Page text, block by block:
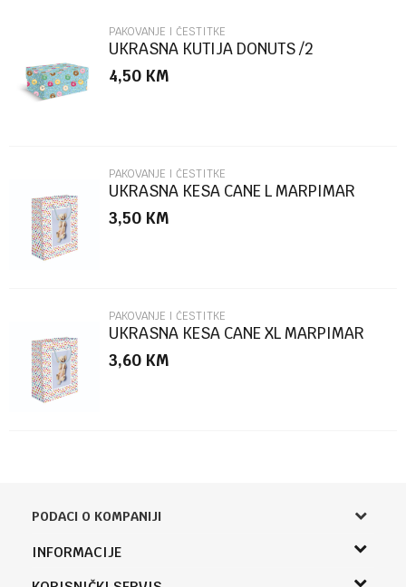
Poruka
POŠALJI
PAKOVANJE I ČESTITKE
UKRASNA KUTIJA DONUTS /2
MARPIMAR
4,50 KM
PAKOVANJE I ČESTITKE
UKRASNA KESA CANE L MARPIMAR
3,50 KM
PAKOVANJE I ČESTITKE
UKRASNA KESA CANE XL MARPIMAR
3,60 KM
PODACI O KOMPANIJI
Knjižara Kultura
INFORMACIJE
O nama